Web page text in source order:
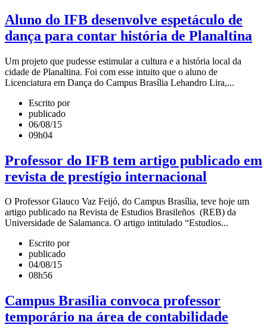
Aluno do IFB desenvolve espetáculo de
dança para contar história de Planaltina
Um projeto que pudesse estimular a cultura e a história local da
cidade de Planaltina. Foi com esse intuito que o aluno de
Licenciatura em Dança do Campus Brasília Lehandro Lira,...
Escrito por
publicado
06/08/15
09h04
Professor do IFB tem artigo publicado em
revista de prestígio internacional
O Professor Glauco Vaz Feijó, do Campus Brasília, teve hoje um
artigo publicado na Revista de Estudios Brasileños (REB) da
Universidade de Salamanca. O artigo intitulado “Estudios...
Escrito por
publicado
04/08/15
08h56
Campus Brasília convoca professor
temporário na área de contabilidade